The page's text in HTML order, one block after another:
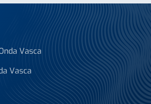
Vasca
Vasca